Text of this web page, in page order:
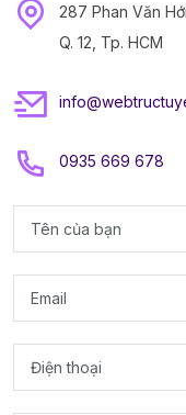
287 Phan Văn
Q. 12, Tp. HCM
0935 669 678